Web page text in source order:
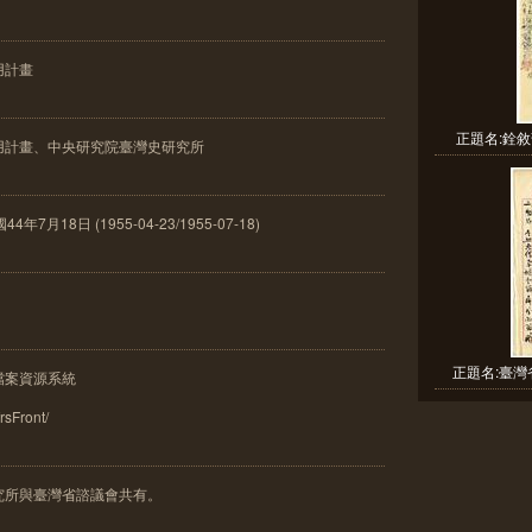
計畫
畫、中央研究院臺灣史研究所
44年7月18日 (1955-04-23/1955-07-18)
資源系統
與臺灣省諮議會共有。
正題名:銓
正題名:臺灣